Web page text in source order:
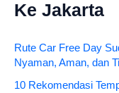
Ke Jakarta
Rute Car Free Day
Nyaman, Aman, dan
10 Rekomendasi